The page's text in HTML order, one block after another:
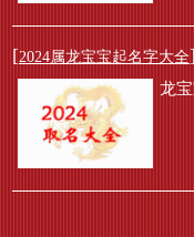
[2024属龙宝宝起名字大全]
龙